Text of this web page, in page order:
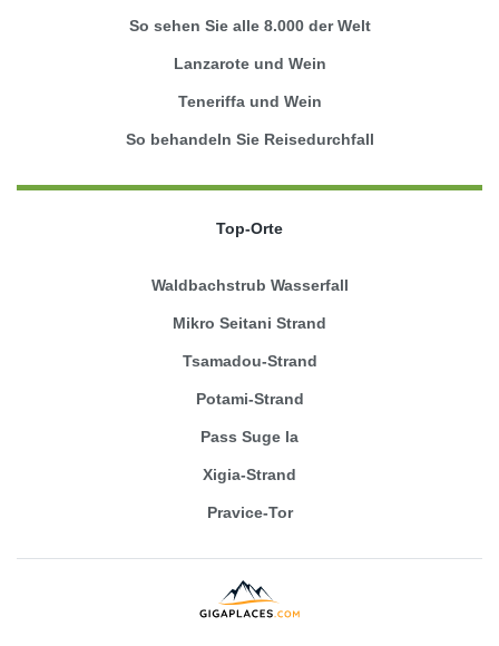
So sehen Sie alle 8.000 der Welt
Lanzarote und Wein
Teneriffa und Wein
So behandeln Sie Reisedurchfall
Top-Orte
Waldbachstrub Wasserfall
Mikro Seitani Strand
Tsamadou-Strand
Potami-Strand
Pass Suge la
Xigia-Strand
Pravice-Tor